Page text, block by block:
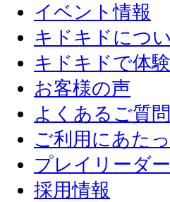
イベント情報
キドキドにつ
キドキドで体
お客様の声
よくあるご質問
ご利用にあた
プレイリーダ
採用情報